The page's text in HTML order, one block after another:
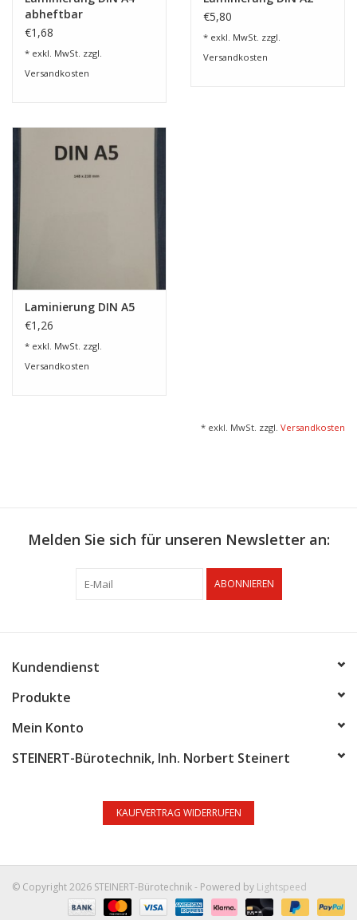
abheftbar
€1,68
* exkl. MwSt. zzgl.
Versandkosten
€5,80
* exkl. MwSt. zzgl.
Versandkosten
Laminierung DIN A5
€1,26
* exkl. MwSt. zzgl.
Versandkosten
* exkl. MwSt. zzgl. Versandkosten
Melden Sie sich für unseren Newsletter an:
ABONNIEREN
Kundendienst
Produkte
Mein Konto
STEINERT-Bürotechnik, Inh. Norbert Steinert
KAUFVERTRAG WIDERRUFEN
© Copyright 2026 STEINERT-Bürotechnik - Powered by Lightspeed